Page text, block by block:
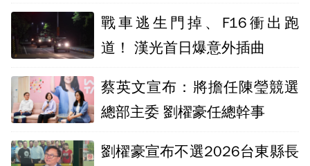
戰車逃生門掉、F16衝出跑
道！ 漢光首日爆意外插曲
蔡英文宣布：將擔任陳瑩競選
總部主委 劉櫂豪任總幹事
劉櫂豪宣布不選2026台東縣長